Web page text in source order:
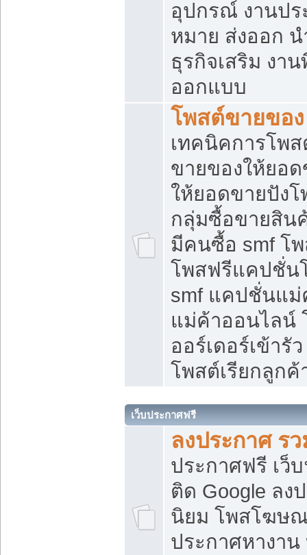
อุปกรณ์ งานป
หมาย ส่งออก น
ธุรกิจเสริม งา
ออกแบบ
โพสต์ขายของ
เทคนิคการโพ
ขายของให้ยอ
ให้ยอดขายปัง
กลุ่มซื้อขายสิน
มีคนซื้อ smf โ
โพสฟรีแคปชั่น
smf แคปชั่นแ
แม่ค้าออนไลน์
ออร์เดอร์เข้ารั
โพสต์เรียกลูกค้
เว็บประกาศฟรี
ลงประกาศ ร
ประกาศฟรี เว็
ติด Google ลง
นิยม โพสโฆษ
ประกาศหางาน